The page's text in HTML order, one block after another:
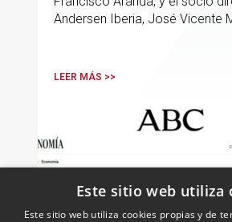
Andersen Iberia, José Vicente
entidades trabajarán para
gestionar con mayor seguridad
sus principales retos
LEER MÁS >>
Este sitio web utiliza
Este sitio web utiliza cookies propias y de